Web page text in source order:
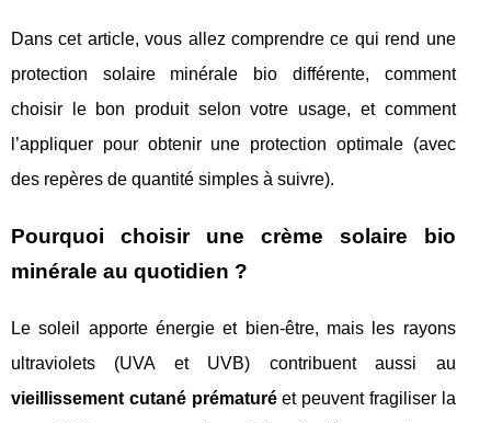
Dans cet article, vous allez comprendre ce qui rend une
protection solaire minérale bio différente, comment
choisir le bon produit selon votre usage, et comment
l’appliquer pour obtenir une protection optimale (avec
des repères de quantité simples à suivre).
Pourquoi choisir une crème solaire bio
minérale au quotidien ?
Le soleil apporte énergie et bien-être, mais les rayons
ultraviolets (UVA et UVB) contribuent aussi au
vieillissement cutané prématuréet peuvent fragiliser la